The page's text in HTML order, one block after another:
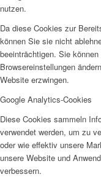
EFUS
– die
nutzen.
Da diese Cookies zur
können Sie sie nicht
beeinträchtigen. Sie
Browsereinstellungen
Website erzwingen.
Google Analytics-Cookies
Diese Cookies sammeln
verwendet werden, um zu
oder wie effektiv unsere
unsere Website und
verbessern.